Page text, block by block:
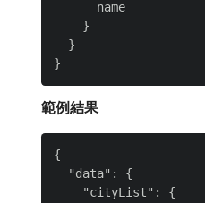
      name
    }
  }
範例結果
{
  "data": {
    "cityList": {